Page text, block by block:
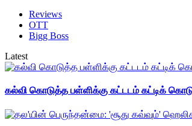
Reviews
OTT
Bigg Boss
Latest
கல்வி கொடுத்த பள்ளிக்கு கட்டடம் கட்டிக்